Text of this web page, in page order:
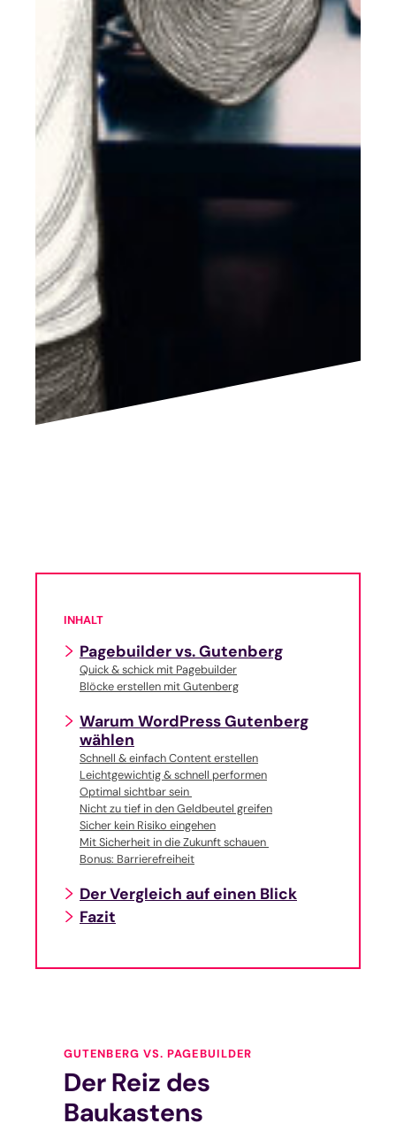
INHALT
Pagebuilder vs. Gutenberg
Quick & schick mit Pagebuilder
Blöcke erstellen mit Gutenberg
Warum WordPress Gutenberg
wählen
Schnell & einfach Content erstellen
Leichtgewichtig & schnell performen
Optimal sichtbar sein
Nicht zu tief in den Geldbeutel greifen
Sicher kein Risiko eingehen
Mit Sicherheit in die Zukunft schauen
Bonus: Barrierefreiheit
Der Vergleich auf einen Blick
Fazit
GUTENBERG VS. PAGEBUILDER
Der Reiz des
Baukastens